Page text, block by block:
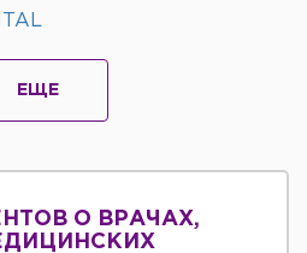
ЕЩЕ
О ВРАЧАХ,